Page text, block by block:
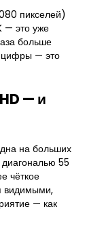
пикселей)
— это уже
больше
цифры — это
— и
на больших
55
чёткое
видимыми,
— как